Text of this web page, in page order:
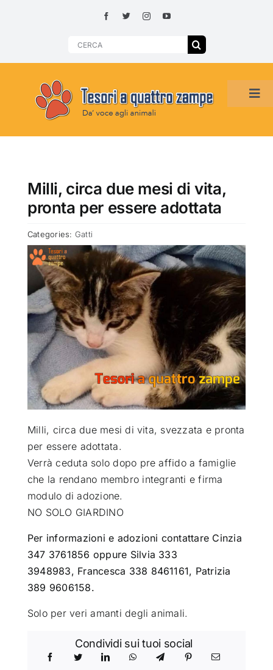
Search
HOME
SMARRITI O DA ADOTTARE
ADOTTATI O RITROVATI
ATTUALITÀ
VIDEO
CHI SIAMO
SEMPRE CON ME
Milli, circa due mesi di vita,
pronta per essere adottata
Categories: Gatti
Milli, circa due mesi di vita, svezzata e pronta
per essere adottata.
Verrà ceduta solo dopo pre affido a famiglie
che la rendano membro integranti e firma
modulo di adozione.
NO SOLO GIARDINO
Per informazioni e adozioni contattare Cinzia
347 3761856 oppure Silvia 333
3948983, Francesca 338 8461161, Patrizia
389 9606158.
Solo per veri amanti degli animali.
Condividi sui tuoi social